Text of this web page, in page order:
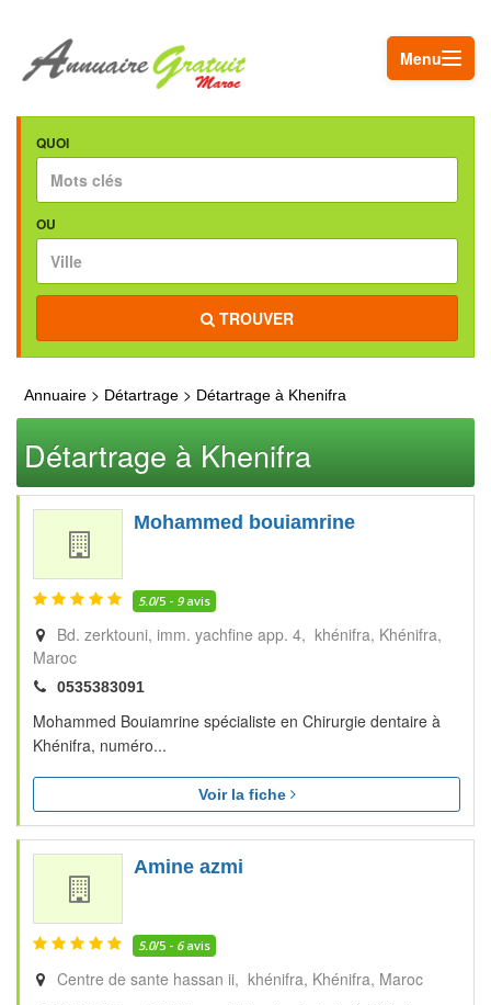
Menu
QUOI
OU
TROUVER
Annuaire > Détartrage > Détartrage à Khenifra
Détartrage à Khenifra
Mohammed bouiamrine
5.0/5 - 9avis
Bd. zerktouni, imm. yachfine app. 4, khénifra Khénifra
Maroc
0535383091
Mohammed Bouiamrine spécialiste en Chirurgie dentaire à
Khénifra, numéro...
Voir la fiche
Amine azmi
5.0/5 - 6avis
Centre de sante hassan ii, khénifra Khénifra Maroc